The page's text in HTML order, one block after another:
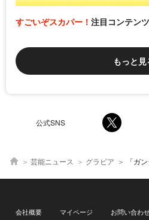
すごいぞスカパー！ 注目コンテン
もっと見
公式SNS
芸能ニュース グラビア 「ガンダム
会社概要 マイページ お問い合わ